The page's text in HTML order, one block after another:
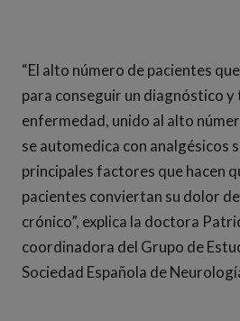
“El alto número de pacientes
para conseguir un diagnóstico
enfermedad, unido al alto
se automedica con analgésicos
principales factores que hacen
pacientes conviertan su dolor
crónico”, explica la doctora
coordinadora del Grupo de
Sociedad Española de